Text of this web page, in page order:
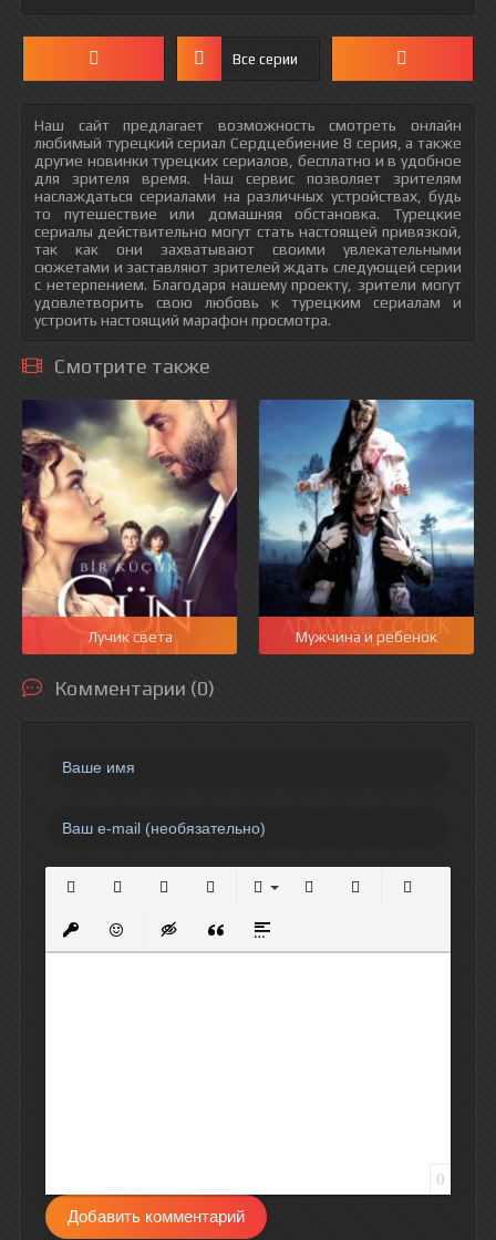
Все серии
Наш сайт предлагает возможность смотреть онлайн
любимый турецкий сериал Сердцебиение 8 серия, а также
другие новинки турецких сериалов, бесплатно и в удобное
для зрителя время. Наш сервис позволяет зрителям
наслаждаться сериалами на различных устройствах, будь
то путешествие или домашняя обстановка. Турецкие
сериалы действительно могут стать настоящей привязкой,
так как они захватывают своими увлекательными
сюжетами и заставляют зрителей ждать следующей серии
с нетерпением. Благодаря нашему проекту, зрители могут
удовлетворить свою любовь к турецким сериалам и
устроить настоящий марафон просмотра.
Смотрите также
Лучик света Мужчина и ребенок
Комментарии (0)
Вставить защищенную ссылку
Вставить смайлик
Вставка скрытого текста
Вставка цитаты
Вставка спойлера
0
Добавить комментарий